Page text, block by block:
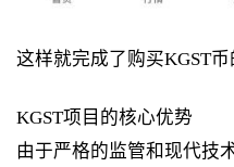
这样就完成了购买KGST币
KGST项目的核心优势
由于严格的监管和现代技